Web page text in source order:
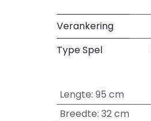
Verankering
Type Spel
Lengte: 95 cm
Breedte: 32 cm